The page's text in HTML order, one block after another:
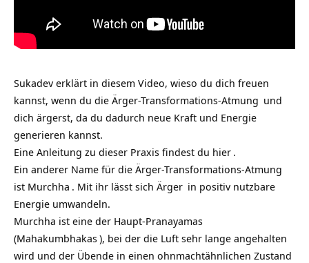
Sukadev erklärt in diesem Video, wieso du dich freuen
kannst, wenn du die Ärger-Transformations-Atmung und
dich ärgerst, da du dadurch neue Kraft und Energie
generieren kannst.
Eine Anleitung zu dieser Praxis findest du hier .
Ein anderer Name für die Ärger-Transformations-Atmung
ist Murchha . Mit ihr lässt sich Ärger in positiv nutzbare
Energie umwandeln.
Murchha ist eine der Haupt-Pranayamas
(Mahakumbhakas), bei der die Luft sehr lange angehalten
wird und der Übende in einen ohnmachtähnlichen Zustand